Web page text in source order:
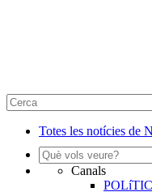
Totes les notícies de
Canals